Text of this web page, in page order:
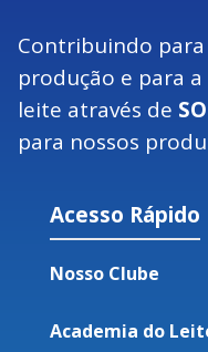
Contribuindo para
produção e para
leite através de
para nossos
Acesso Rápido
Nosso Clube
Academia do